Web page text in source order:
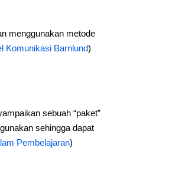
menggunakan metode
Komunikasi Barnlund)
sebuah “paket”
sehingga dapat
Pembelajaran)